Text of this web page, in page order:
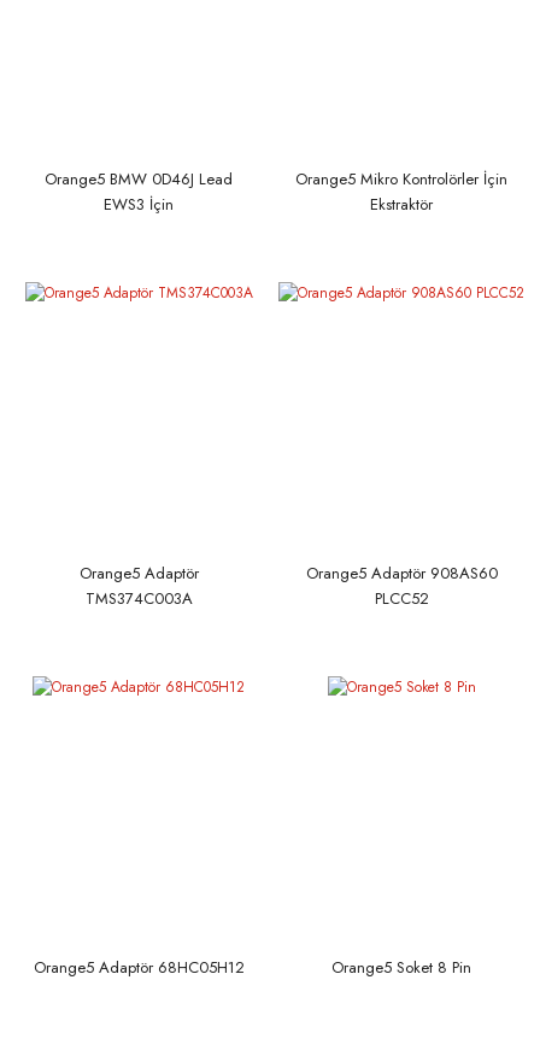
Orange5 BMW 0D46J Lead
EWS3 İçin
Orange5 Mikro Kontrolörler İçin
Ekstraktör
Orange5 Adaptör
TMS374C003A
Orange5 Adaptör 908AS60
PLCC52
Orange5 Adaptör 68HC05H12 Orange5 Soket 8 Pin